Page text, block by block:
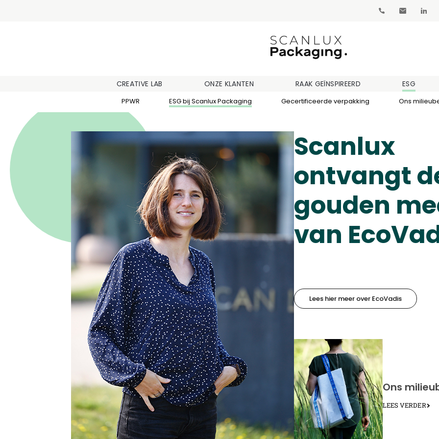
CREATIVE LAB ONZE KLANTEN RAAK GEÏNSPIREERD ESG
PPWR ESG bij Scanlux Packaging Gecertificeerde verpakking Ons
Scanlux
ontvangt
gouden
van
Lees hier meer over EcoVadis
Ons
LEES VERDER